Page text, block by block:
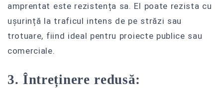
amprentat este rezistența sa. El poate rezista cu
ușurință la traficul intens de pe străzi sau
trotuare, fiind ideal pentru proiecte publice sau
comerciale.
3. Întreținere redusă: